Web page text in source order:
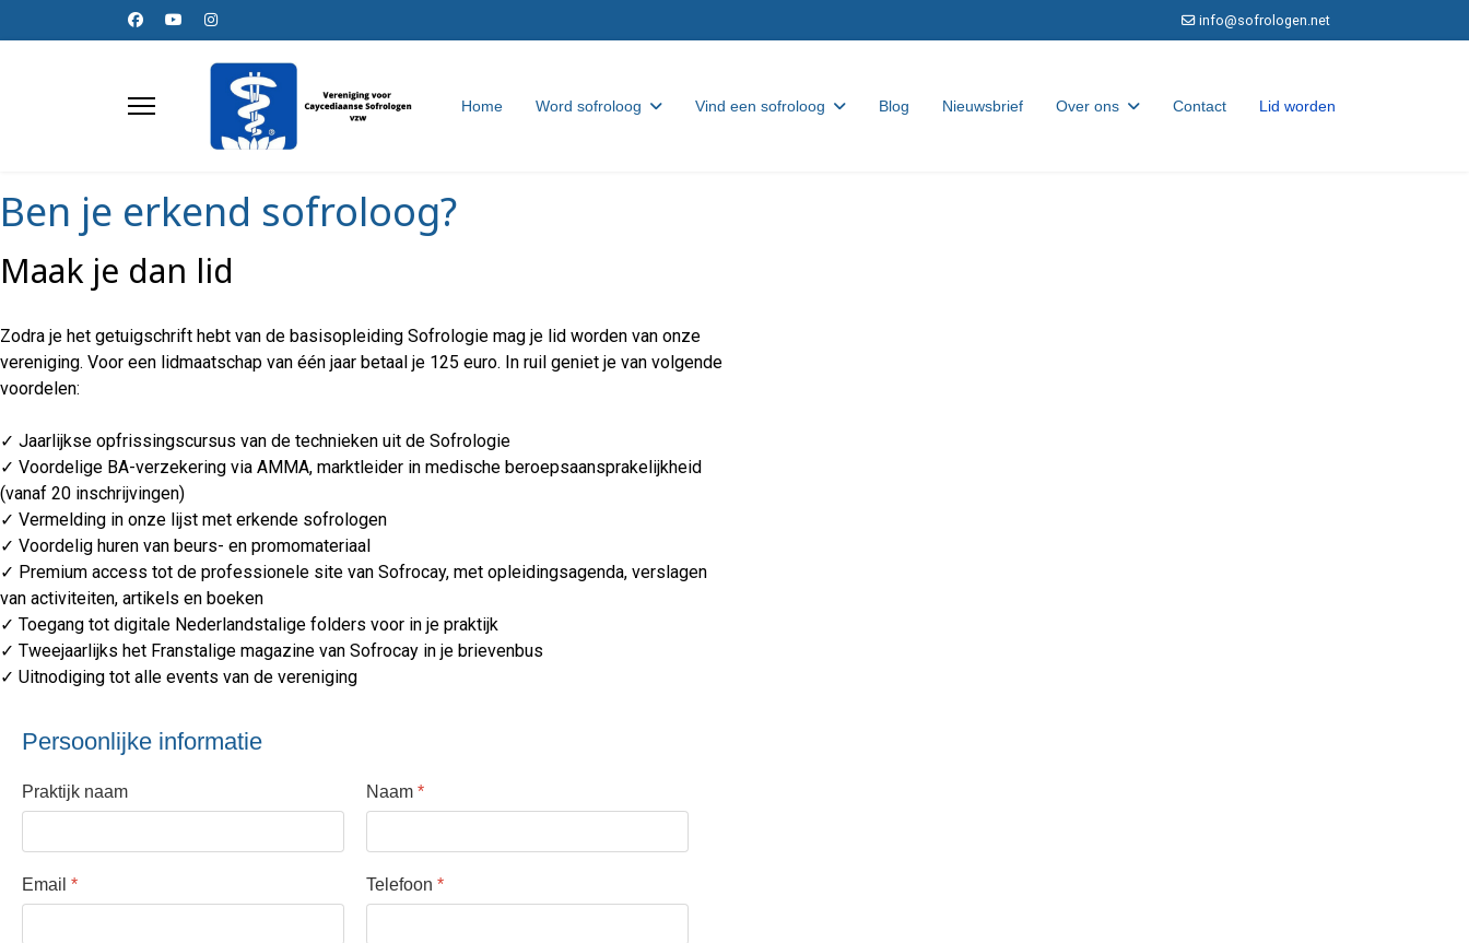
info@sofrologen.net
Home Word sofroloog Vind een sofroloog Blog Nieuwsbrief Over ons Contact Lid worden
Ben je erkend sofroloog?
Maak je dan lid
Zodra je het getuigschrift hebt van de basisopleiding Sofrologie mag je lid worden van onze
vereniging. Voor een lidmaatschap van één jaar betaal je 125 euro. In ruil geniet je van volgende
voordelen:
✓ Jaarlijkse opfrissingscursus van de technieken uit de Sofrologie
✓ Voordelige BA-verzekering via AMMA, marktleider in medische beroepsaansprakelijkheid
(vanaf 20 inschrijvingen)
✓ Vermelding in onze lijst met erkende sofrologen
✓ Voordelig huren van beurs- en promomateriaal
✓ Premium access tot de professionele site van Sofrocay, met opleidingsagenda, verslagen
van activiteiten, artikels en boeken
✓ Toegang tot digitale Nederlandstalige folders voor in je praktijk
✓ Tweejaarlijks het Franstalige magazine van Sofrocay in je brievenbus
✓ Uitnodiging tot alle events van de vereniging
Persoonlijke informatie
Praktijk naam Naam *
Email * Telefoon *